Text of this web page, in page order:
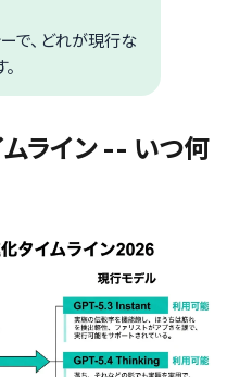
で、どれが現行な
ライン -- いつ何